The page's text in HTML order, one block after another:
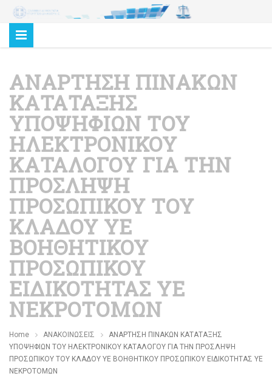
ΑΝΑΡΤΗΣΗ ΠΙΝΑΚΩΝ
ΚΑΤΑΤΑΞΗΣ
ΥΠΟΨΗΦΙΩΝ ΤΟΥ
ΗΛΕΚΤΡΟΝΙΚΟΥ
ΚΑΤΑΛΟΓΟΥ ΓΙΑ ΤΗΝ
ΠΡΟΣΛΗΨΗ
ΠΡΟΣΩΠΙΚΟΥ ΤΟΥ
ΚΛΑΔΟΥ ΥΕ
ΒΟΗΘΗΤΙΚΟΥ
ΠΡΟΣΩΠΙΚΟΥ
ΕΙΔΙΚΟΤΗΤΑΣ ΥΕ
ΝΕΚΡΟΤΟΜΩΝ
Home ΑΝΑΚΟΙΝΩΣΕΙΣ
ΑΝΑΡΤΗΣΗ ΠΙΝΑΚΩΝ ΚΑΤΑΤΑΞΗΣ
ΥΠΟΨΗΦΙΩΝ ΤΟΥ ΗΛΕΚΤΡΟΝΙΚΟΥ ΚΑΤΑΛΟΓΟΥ ΓΙΑ ΤΗΝ ΠΡΟΣΛΗΨΗ
ΠΡΟΣΩΠΙΚΟΥ ΤΟΥ ΚΛΑΔΟΥ ΥΕ ΒΟΗΘΗΤΙΚΟΥ ΠΡΟΣΩΠΙΚΟΥ ΕΙΔΙΚΟΤΗΤΑΣ ΥΕ
ΝΕΚΡΟΤΟΜΩΝ